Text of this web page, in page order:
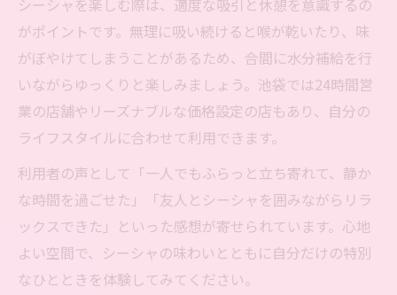
シーシャを楽しむ際は、適度な吸引と休憩を意識するの
がポイントです。無理に吸い続けると喉が乾いたり、味
がぼやけてしまうことがあるため、合間に水分補給を行
いながらゆっくりと楽しみましょう。池袋では24時間営
業の店舗やリーズナブルな価格設定の店もあり、自分の
ライフスタイルに合わせて利用できます。
利用者の声として「一人でもふらっと立ち寄れて、静か
な時間を過ごせた」「友人とシーシャを囲みながらリラ
ックスできた」といった感想が寄せられています。心地
よい空間で、シーシャの味わいとともに自分だけの特別
なひとときを体験してみてください。